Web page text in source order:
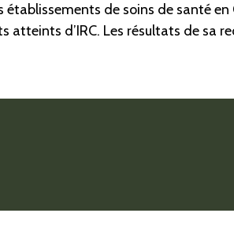
de soins de santé
d’IRC. Les résultats de sa